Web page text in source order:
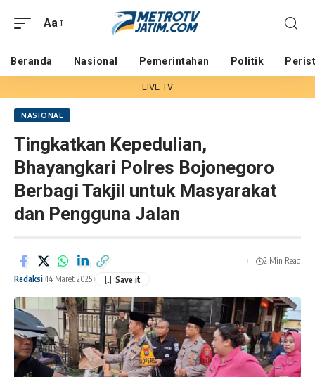
Aa
Beranda Nasional Pemerintahan Politik
LIVE TV
NASIONAL
Tingkatkan Kepedulian,
Bhayangkari Polres Bojonegoro
Berbagi Takjil untuk Masyarakat
dan Pengguna Jalan
Redaksi 14 Maret 2025
2 Min Read